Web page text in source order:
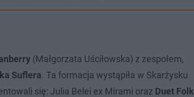
(Małgorzata Uściłowska) z zespołem,
Suflera. Ta formacja wystąpiła w Skarżysku
się: Julia Belei ex Mirami oraz Duet Folk